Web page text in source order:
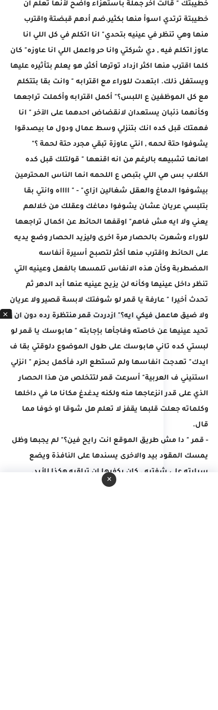
خطيبتك " قالت آخر جملة باستهزاء واضح لأنها تعلم ان
خطيبتة ترتدي اسوأ منها بكثير.ضم أدهم قبضتة واقترب
منها وهي تنظر في عينيه بتحدي" انا اتكلم في كل اللي انا
عاوز اتكلم فيه , دي شركتي وانا حر واعمل اللي انا عاوزه" كان
كلما اقترب منها اكثر ازداد توترها أكثر, هو يعلم بتأثيره عليها
ويستغل ذلك. ابتعدت للوراء مع اقترابه " وانت بقا بتتكلم
مع كل الموظفين ع اللبس؟" أكمل اقترابه وأكملت تراجعها
وكأنهما ذئبان يستعدان لانقضاض احدهما على الآخر " انا
فهمتك قبل كده انك بتنزلي وسط عمال ودول ما بيصدقوا
يشوفوا حتة لحمه , انتي عاوزة تبقي مجرد حتة لحمة ؟"
اهانها تشبيهه بالرغم من انه اقنعها " قولتلك قبل كده
الكلاب بس هي اللي بتبص ع اللحمه انما الناس المحترمين
بيشوفوا الدماغ والعقل شغالين ازاي" - " ااااه وانتي بقا
بتلبسي عريان عشان يشوفوا دماغك وعقلك من خلالهم
يعني ولا ايه مش فاهم" اوقفها الحائط عن اكمال تراجعها
للوراء وشعرت بالحصار مرة اخرى وليزيد الحصار وضع يديه
على الحائط واقترب منها أكثر لتصبح أسيرة أنفاسه
المضطربة وكأن هذه الانفاس تلمسها بالفعل وعينيه التي
تنظر داخل عينيها وكأنه لن يزيح عينيه عنها أبد الدهر ثم
تحدث أخيرا " عارفة يا قمر لو شوفتك لابسة قصير ولا عريان
ولا ضيق هاعمل فيكي ايه؟" ازدردت قمر منتظرة رده دون ان
تحيد عينيها عن خاصته وفاجأها بإجابته " هابوسك يا قمر لو
لبستي كده تاني هابوسك على طول الموضوع دلوقتي بقا ف
ايدك" تهدجت انفاسها ولم تستطع الرد فأكمل بحزم " انزلي
استنيني ف العربية" أسرعت قمر لتتخلص من هذا الحصار
الذي على قدر انزعاجها منه ولكنه يدغدغ مكانا ما في داخلها
وكلماته جعلت قلبها يقفز لا تعلم هل شوقا او خوفا مما
قال.
- قمر " دا مش طريق الموقع انت رايح فين؟" لم يجبها وظل
يمسك المقود بيد والاخرى يسندها على النافذة ويضع
سبابته على شفتيه . كان يكفيها ان تراقبه هكذا للأبد.
نسيت هي الأخرى سؤالها ثم انتبهت لتحديقها به وصرفت
×